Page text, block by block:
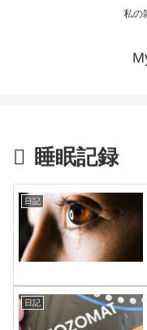
私の
睡眠記録
日記
日記